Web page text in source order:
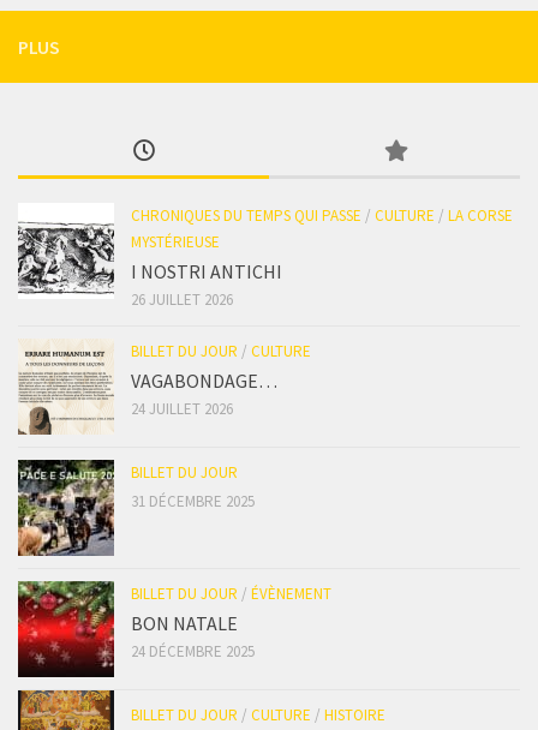
PLUS
CHRONIQUES DU TEMPS QUI PASSE / CULTURE / LA CORSE
MYSTÉRIEUSE
I NOSTRI ANTICHI
26 JUILLET 2026
BILLET DU JOUR / CULTURE
VAGABONDAGE…
24 JUILLET 2026
BILLET DU JOUR
31 DÉCEMBRE 2025
BILLET DU JOUR / ÉVÈNEMENT
BON NATALE
24 DÉCEMBRE 2025
BILLET DU JOUR / CULTURE / HISTOIRE